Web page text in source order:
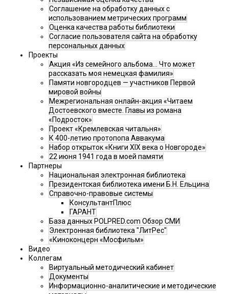
Соглашение на обработку данных с
использованием метрических программ
Оценка качества работы библиотеки
Согласие пользователя сайта на обработку
персональных данных
Проекты
Акция «Из семейного альбома... Что может
рассказать моя немецкая фамилия»
Памяти новгородцев — участников Первой
мировой войны
Межрегиональная онлайн-акция «Читаем
Достоевского вместе. Главы из романа
«Подросток»
Проект «Кремлевская читальня»
К 400-летию протопопа Аввакума
Набор открыток «Книги XIX века о Новгороде»
22 июня 1941 года в моей памяти
Партнеры
Национальная электронная библиотека
Президентская библиотека имени Б.Н. Ельцина
Справочно-правовые системы
КонсультантПлюс
ГАРАНТ
База данных POLPRED.com Обзор СМИ
Электронная библиотека "ЛитРес"
«Киноконцерн «Мосфильм»
Видео
Коллегам
Виртуальный методический кабинет
Документы
Информационно-аналитические и методические